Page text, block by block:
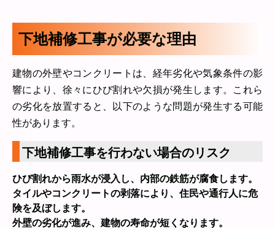
下地補修工事が必要な理由
建物の外壁やコンクリートは、経年劣化や気象条件の影
響により、徐々にひび割れや欠損が発生します。これら
の劣化を放置すると、以下のような問題が発生する可能
性があります。
下地補修工事を行わない場合のリスク
ひび割れから雨水が浸入し、内部の鉄筋が腐食します。
タイルやコンクリートの剥落により、住民や通行人に危
険を及ぼします。
外壁の劣化が進み、建物の寿命が短くなります。